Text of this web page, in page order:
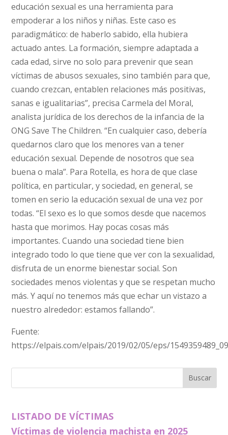
educación sexual es una herramienta para
empoderar a los niños y niñas. Este caso es
paradigmático: de haberlo sabido, ella hubiera
actuado antes. La formación, siempre adaptada a
cada edad, sirve no solo para prevenir que sean
víctimas de abusos sexuales, sino también para que,
cuando crezcan, entablen relaciones más positivas,
sanas e igualitarias”, precisa Carmela del Moral,
analista jurídica de los derechos de la infancia de la
ONG Save The Children. “En cualquier caso, debería
quedarnos claro que los menores van a tener
educación sexual. Depende de nosotros que sea
buena o mala”. Para Rotella, es hora de que clase
política, en particular, y sociedad, en general, se
tomen en serio la educación sexual de una vez por
todas. “El sexo es lo que somos desde que nacemos
hasta que morimos. Hay pocas cosas más
importantes. Cuando una sociedad tiene bien
integrado todo lo que tiene que ver con la sexualidad,
disfruta de un enorme bienestar social. Son
sociedades menos violentas y que se respetan mucho
más. Y aquí no tenemos más que echar un vistazo a
nuestro alrededor: estamos fallando”.
Fuente:
https://elpais.com/elpais/2019/02/05/eps/
LISTADO DE VÍCTIMAS
Víctimas de violencia machista en 2025